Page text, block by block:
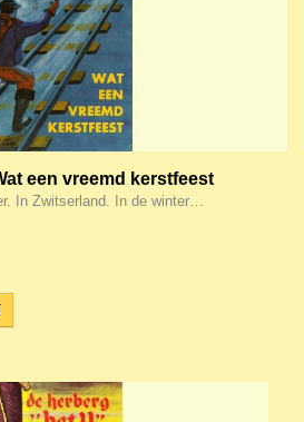
een vreemd kerstfeest
In Zwitserland. In de winter…